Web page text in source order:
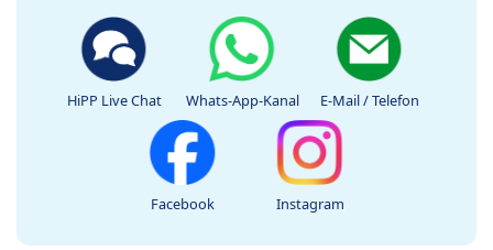
HiPP Live Chat Whats-App-Kanal E-Mail / Telefon
Facebook Instagram